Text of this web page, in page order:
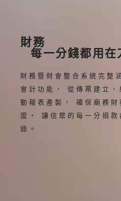
財務
每一分錢都用在
財務暨財會整合系統完整
會計功能， 從傳票建立、
動報表產製， 確保廟務財
度， 讓信眾的每一分捐款
錄。